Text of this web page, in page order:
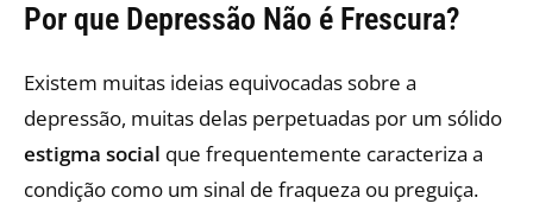
Por que Depressão Não é Frescura?
Existem muitas ideias equivocadas sobre a
depressão, muitas delas perpetuadas por um sólido
estigma social que frequentemente caracteriza a
condição como um sinal de fraqueza ou preguiça.